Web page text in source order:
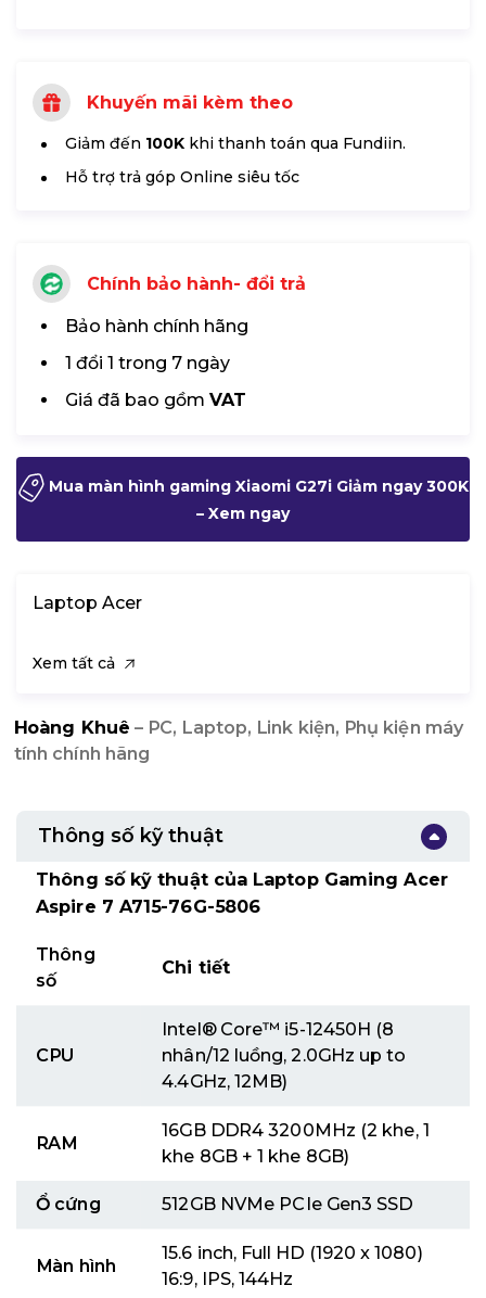
Khuyến mãi kèm theo
Giảm đến 100K khi thanh toán qua Fundiin.
Hỗ trợ trả góp Online siêu tốc
Chính bảo hành- đổi trả
Bảo hành chính hãng
1 đổi 1 trong 7 ngày
Giá đã bao gồm VAT
Mua màn hình gaming Xiaomi G27i Giảm ngay 300K
– Xem ngay
Laptop Acer
Xem tất cả
Hoàng Khuê – PC, Laptop, Link kiện, Phụ kiện máy
tính chính hãng
Thông số kỹ thuật
Thông số kỹ thuật của Laptop Gaming Acer
Aspire 7 A715-76G-5806
Thông
số
Chi tiết
CPU
Intel® Core™ i5-12450H (8
nhân/12 luồng, 2.0GHz up to
4.4GHz, 12MB)
RAM
16GB DDR4 3200MHz (2 khe, 1
khe 8GB + 1 khe 8GB)
Ổ cứng 512GB NVMe PCIe Gen3 SSD
Màn hình
15.6 inch, Full HD (1920 x 1080)
16:9, IPS, 144Hz